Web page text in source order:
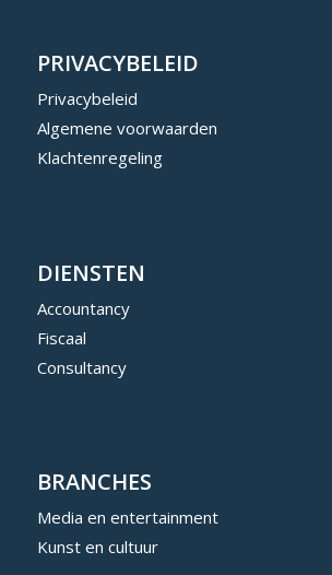
PRIVACYBELEID
Privacybeleid
Algemene voorwaarden
Klachtenregeling
DIENSTEN
Accountancy
Fiscaal
Consultancy
BRANCHES
Media en entertainment
Kunst en cultuur